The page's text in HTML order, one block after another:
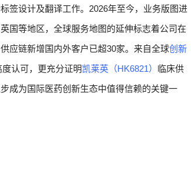
签设计及翻译工作。2026年至今，业务版图进
国等地区，全球服务地图的延伸标志着公司在
应链新增国内外客户已超30家。来自全球创新
认可，更充分证明凯莱英（HK6821） 临床供
成为国际医药创新生态中值得信赖的关键一